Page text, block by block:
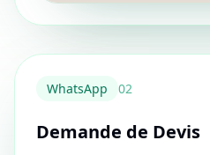
WhatsApp 02
Demande de Devis